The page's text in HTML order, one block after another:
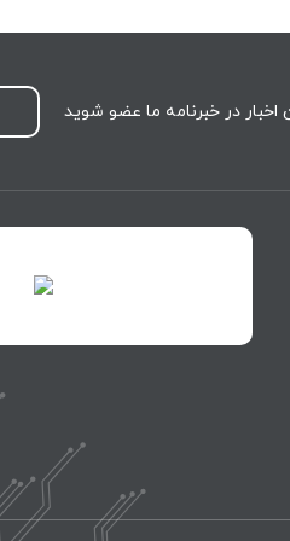
در خبرنامه ما عضو شوید